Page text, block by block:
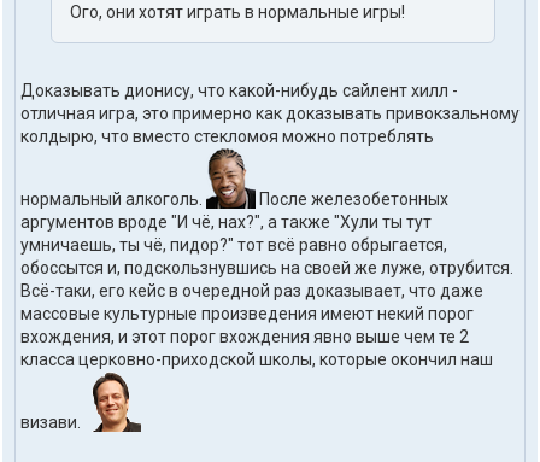
Ого, они хотят играть в нормальные игры!
Доказывать дионису, что какой-нибудь сайлент хилл -
отличная игра, это примерно как доказывать привокзальному
колдырю, что вместо стекломоя можно потреблять
нормальный алкоголь.
После железобетонных
аргументов вроде "И чё, нах?", а также "Хули ты тут
умничаешь, ты чё, пидор?" тот всё равно обрыгается,
обоссытся и, подскользнувшись на своей же луже, отрубится.
Всё-таки, его кейс в очередной раз доказывает, что даже
массовые культурные произведения имеют некий порог
вхождения, и этот порог вхождения явно выше чем те 2
класса церковно-приходской школы, которые окончил наш
визави.